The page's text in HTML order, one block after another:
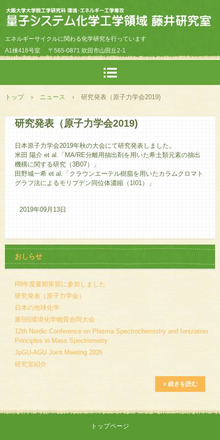
エネルギーサイクルに関わる化学研究を行っています
A1棟416号室
〒565-0871 吹田市山田丘2-1
トップ › ニュース › 研究発表（原子力学会2019)
研究発表（原子力学会2019)
日本原子力学会2019年秋の大会にて研究発表しました。
米田 陽介 et al.「MA/RE分離用抽出剤を用いた希土類元素の抽出
機構に関する研究（3B07）」
田野城一希 et al.「クラウンエーテル樹脂を用いたカラムクロマト
グラフ法によるモリブデン同位体濃縮（1I01）」
2019年09月13日
おしらせ
R8年度夏期実習に参加しました
研究発表（原子力学会）
日本の地球化学
第5回環境化学物質合同大会
12th Nordic Conference on Plasma Spectrochemistry and Ionization
Principles in Mass Spectrometry
JpGU-AGU Joint Meeting 2026
研究室紹介
» 続きを読む
トップページ